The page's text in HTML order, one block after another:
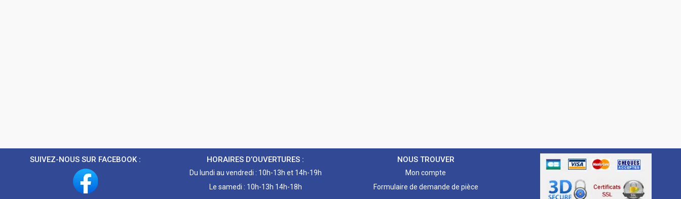
SUIVEZ-NOUS SUR FACEBOOK : HORAIRES D’OUVERTURES :
Du lundi au vendredi : 10h-13h et 14h-19h
Le samedi : 10h-13h 14h-18h
NOUS TROUVER
Mon compte
Formulaire de demande de pièce